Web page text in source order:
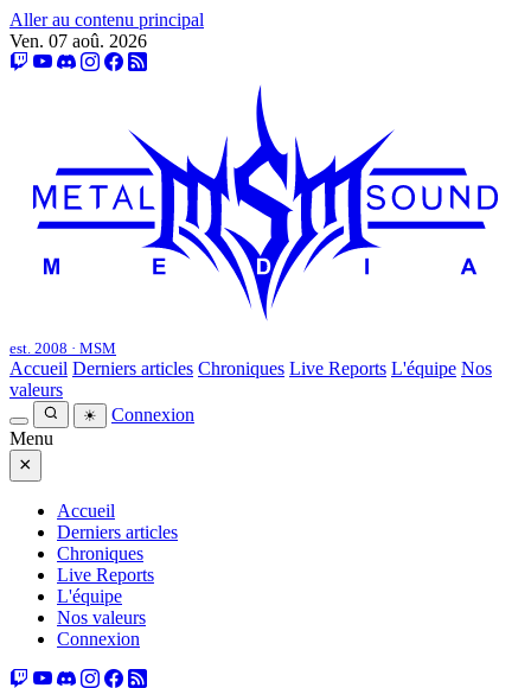
Aller au contenu principal
Ven. 07 aoû. 2026
est. 2008 · MSM
Accueil Derniers articles Chroniques Live Reports L'équipe Nos
valeurs
☀
Connexion
Menu
×
Accueil
Derniers articles
Chroniques
Live Reports
L'équipe
Nos valeurs
Connexion